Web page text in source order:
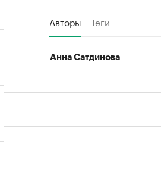
Авторы Теги
Анна Сатдинова